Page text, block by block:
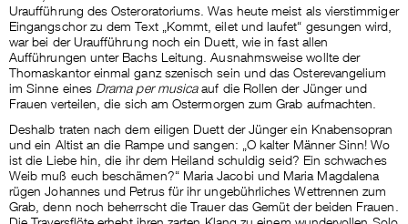
Uraufführung des Osteroratoriums. Was heute meist als vierstimmiger
Eingangschor zu dem Text „Kommt, eilet und laufet“ gesungen wird,
war bei der Uraufführung noch ein Duett, wie in fast allen
Aufführungen unter Bachs Leitung. Ausnahmsweise wollte der
Thomaskantor einmal ganz szenisch sein und das Osterevangelium
im Sinne einesDrama per musicaauf die Rollen der Jünger und
Frauen verteilen, die sich am Ostermorgen zum Grab aufmachten.
Deshalb traten nach dem eiligen Duett der Jünger ein Knabensopran
und ein Altist an die Rampe und sangen: „O kalter Männer Sinn! Wo
ist die Liebe hin, die ihr dem Heiland schuldig seid? Ein schwaches
Weib muß euch beschämen?“ Maria Jacobi und Maria Magdalena
rügen Johannes und Petrus für ihr ungebührliches Wettrennen zum
Grab, denn noch beherrscht die Trauer das Gemüt der beiden Frauen.